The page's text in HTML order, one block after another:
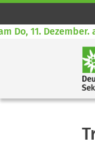
11. Dezember.